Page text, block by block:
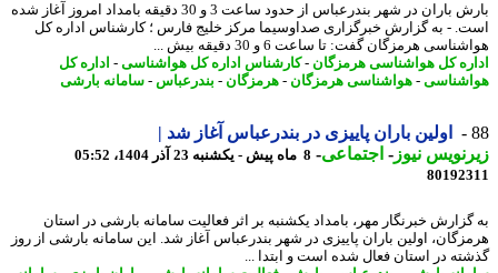
بارش باران در شهر بندرعباس از حدود ساعت 3 و 30 دقیقه بامداد امروز آغاز شده
- به گزارش خبرگزاری صداوسیما مرکز خلیج فارس ؛ کارشناس اداره کل
هرمزگان گفت: تا ساعت 6 و 30 دقیقه بیش ...
کل هواشناسی هرمزگان -کارشناس اداره کل هواشناسی-اداره کل
-هواشناسی هرمزگان -هرمزگان -بندرعباس-سامانه بارشی
اولین باران پاییزی در بندرعباس آغاز شد |
نیوز-اجتماعی-8 ماه پیش - یکشنبه 23 آذر 1404، 05:52
خبرنگار مهر، بامداد یکشنبه بر اثر فعالیت سامانه بارشی در استان
اولین باران پاییزی در شهر بندرعباس آغاز شد. این سامانه بارشی از روز
در استان فعال شده است و ابتدا ...